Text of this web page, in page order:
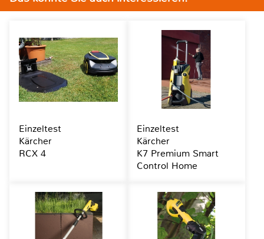
Einzeltest
Kärcher
RCX 4
Einzeltest
Kärcher
K7 Premium Smart
Control Home